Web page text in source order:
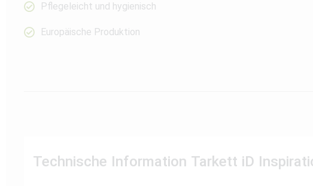
Pflegeleicht und hygienisch
Europäische Produktion
Technische Information Tarkett iD